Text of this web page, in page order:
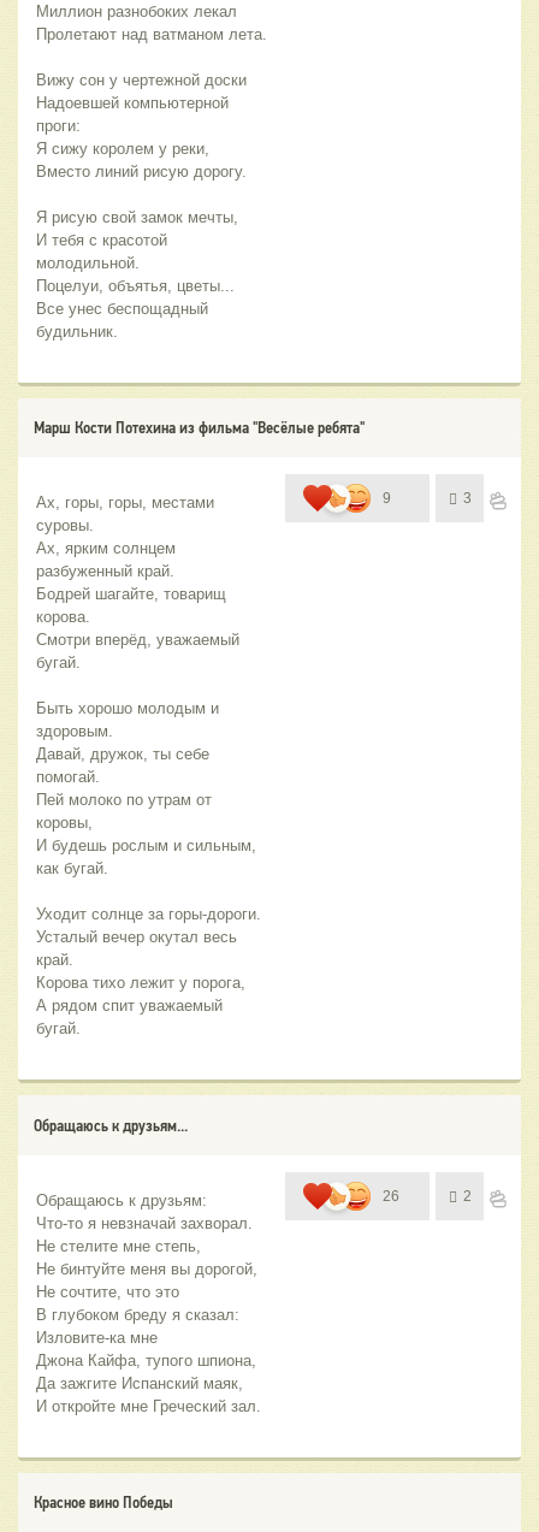
Миллион разнобоких лекал
Пролетают над ватманом лета.
Вижу сон у чертежной доски
Надоевшей компьютерной
проги:
Я сижу королем у реки,
Вместо линий рисую дорогу.
Я рисую свой замок мечты,
И тебя с красотой
молодильной.
Поцелуи, объятья, цветы...
Все унес беспощадный
будильник.
Марш Кости Потехина из фильма "Весёлые ребята"
Ах, горы, горы, местами
суровы.
Ах, ярким солнцем
разбуженный край.
Бодрей шагайте, товарищ
корова.
Смотри вперёд, уважаемый
бугай.
Быть хорошо молодым и
здоровым.
Давай, дружок, ты себе
помогай.
Пей молоко по утрам от
коровы,
И будешь рослым и сильным,
как бугай.
Уходит солнце за горы-дороги.
Усталый вечер окутал весь
край.
Корова тихо лежит у порога,
А рядом спит уважаемый
9 3
Обращаюсь к друзьям...
Обращаюсь к друзьям:
Что-то я невзначай захворал.
Не стелите мне степь,
Не бинтуйте меня вы дорогой,
Не сочтите, что это
В глубоком бреду я сказал:
Изловите-ка мне
Джона Кайфа, тупого шпиона,
Да зажгите Испанский маяк,
И откройте мне Греческий зал.
26 2
Красное вино Победы